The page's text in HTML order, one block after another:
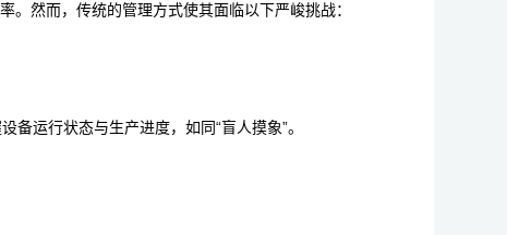
。然而，传统的管理方式使其面临以下严峻挑战：
运行状态与生产进度，如同“盲人摸象”。